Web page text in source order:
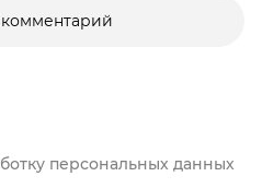
персональных данных